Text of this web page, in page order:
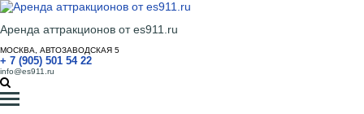
Аренда аттракционов от es911.ru
МОСКВА, АВТОЗАВОДСКАЯ 5
+ 7 (905) 501 54 22
info@es911.ru